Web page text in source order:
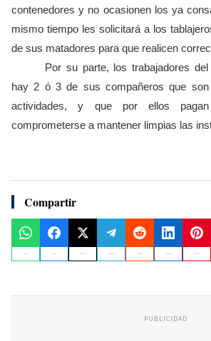
contenedores y no ocasionen los ya
mismo tiempo les solicitará a los
de sus matadores para que realicen
Por su parte, los trabajadores
hay 2 ó 3 de sus compañeros que
actividades, y que por ellos
comprometerse a mantener limpias las
Compartir
PUBLICIDAD